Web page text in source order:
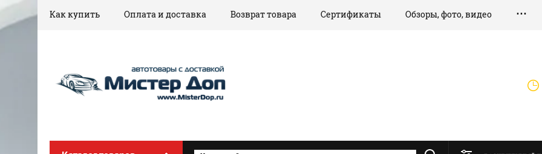
Как купить Оплата и доставка Возврат товара Сертификаты Обзоры, фото, видео